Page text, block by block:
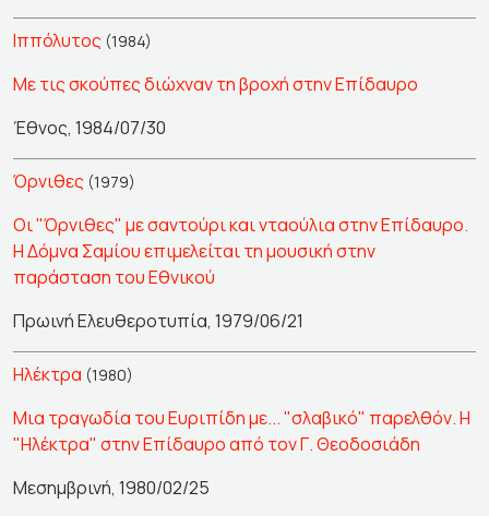
Ιππόλυτος (1984)
Με τις σκούπες διώχναν τη βροχή στην Επίδαυρο
Έθνος, 1984/07/30
Όρνιθες (1979)
Οι "Όρνιθες" με σαντούρι και νταούλια στην Επίδαυρο.
Η Δόμνα Σαμίου επιμελείται τη μουσική στην
παράσταση του Εθνικού
Πρωινή Ελευθεροτυπία, 1979/06/21
Ηλέκτρα (1980)
Μια τραγωδία του Ευριπίδη με... "σλαβικό" παρελθόν. Η
"Ηλέκτρα" στην Επίδαυρο από τον Γ. Θεοδοσιάδη
Μεσημβρινή, 1980/02/25